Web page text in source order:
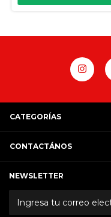
CATEGORÍAS
CONTACTÁNOS
NEWSLETTER